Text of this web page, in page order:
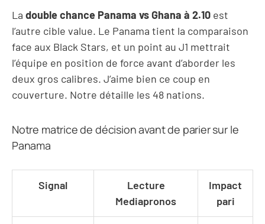
La double chance Panama vs Ghana à 2.10 est
l’autre cible value. Le Panama tient la comparaison
face aux Black Stars, et un point au J1 mettrait
l’équipe en position de force avant d’aborder les
deux gros calibres. J’aime bien ce coup en
couverture. Notre détaille les 48 nations.
Notre matrice de décision avant de parier sur le
Panama
Signal
Lecture
Mediapronos
Impact
pari